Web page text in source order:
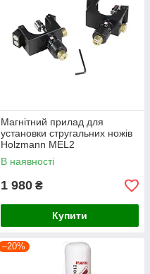
Магнітний прилад для
установки стругальних ножів
Holzmann MEL2
В наявності
1 980 ₴
Купити
–20%